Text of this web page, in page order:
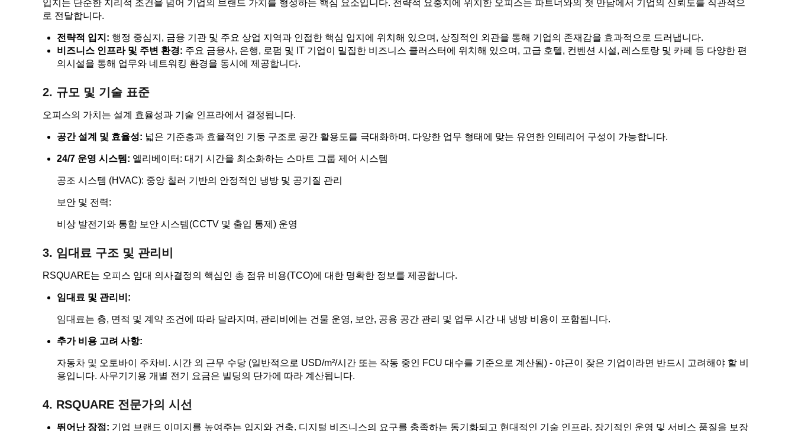
입지는 단순한 지리적 조건을 넘어 기업의 브랜드 가치를 형성하는 핵심 요소입니다. 전략적 요충지에 위치한 오피스는 파트너와의 첫 만남에서 기업의 신뢰도를 직관적으
로 전달합니다.
전략적 입지: 행정 중심지, 금융 기관 및 주요 상업 지역과 인접한 핵심 입지에 위치해 있으며, 상징적인 외관을 통해 기업의 존재감을 효과적으로 드러냅니다.
비즈니스 인프라 및 주변 환경: 주요 금융사, 은행, 로펌 및 IT 기업이 밀집한 비즈니스 클러스터에 위치해 있으며, 고급 호텔, 컨벤션 시설, 레스토랑 및 카페 등 다양한 편
의시설을 통해 업무와 네트워킹 환경을 동시에 제공합니다.
2. 규모 및 기술 표준
오피스의 가치는 설계 효율성과 기술 인프라에서 결정됩니다.
공간 설계 및 효율성: 넓은 기준층과 효율적인 기둥 구조로 공간 활용도를 극대화하며, 다양한 업무 형태에 맞는 유연한 인테리어 구성이 가능합니다.
24/7 운영 시스템: 엘리베이터: 대기 시간을 최소화하는 스마트 그룹 제어 시스템
공조 시스템 (HVAC): 중앙 칠러 기반의 안정적인 냉방 및 공기질 관리
보안 및 전력:
비상 발전기와 통합 보안 시스템(CCTV 및 출입 통제) 운영
3. 임대료 구조 및 관리비
RSQUARE는 오피스 임대 의사결정의 핵심인 총 점유 비용(TCO)에 대한 명확한 정보를 제공합니다.
임대료 및 관리비:
임대료는 층, 면적 및 계약 조건에 따라 달라지며, 관리비에는 건물 운영, 보안, 공용 공간 관리 및 업무 시간 내 냉방 비용이 포함됩니다.
추가 비용 고려 사항:
자동차 및 오토바이 주차비. 시간 외 근무 수당 (일반적으로 USD/m²/시간 또는 작동 중인 FCU 대수를 기준으로 계산됨) - 야근이 잦은 기업이라면 반드시 고려해야 할 비
용입니다. 사무기기용 개별 전기 요금은 빌딩의 단가에 따라 계산됩니다.
4. RSQUARE 전문가의 시선
뛰어난 장점: 기업 브랜드 이미지를 높여주는 입지와 건축. 디지털 비즈니스의 요구를 충족하는 동기화되고 현대적인 기술 인프라. 장기적인 운영 및 서비스 품질을 보장